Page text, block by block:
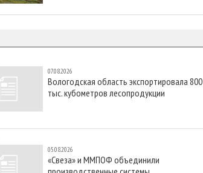
07.08.2026
Вологодская область экспортировала 800
тыс. кубометров лесопродукции
05.08.2026
«Свеза» и ММПОФ объединили